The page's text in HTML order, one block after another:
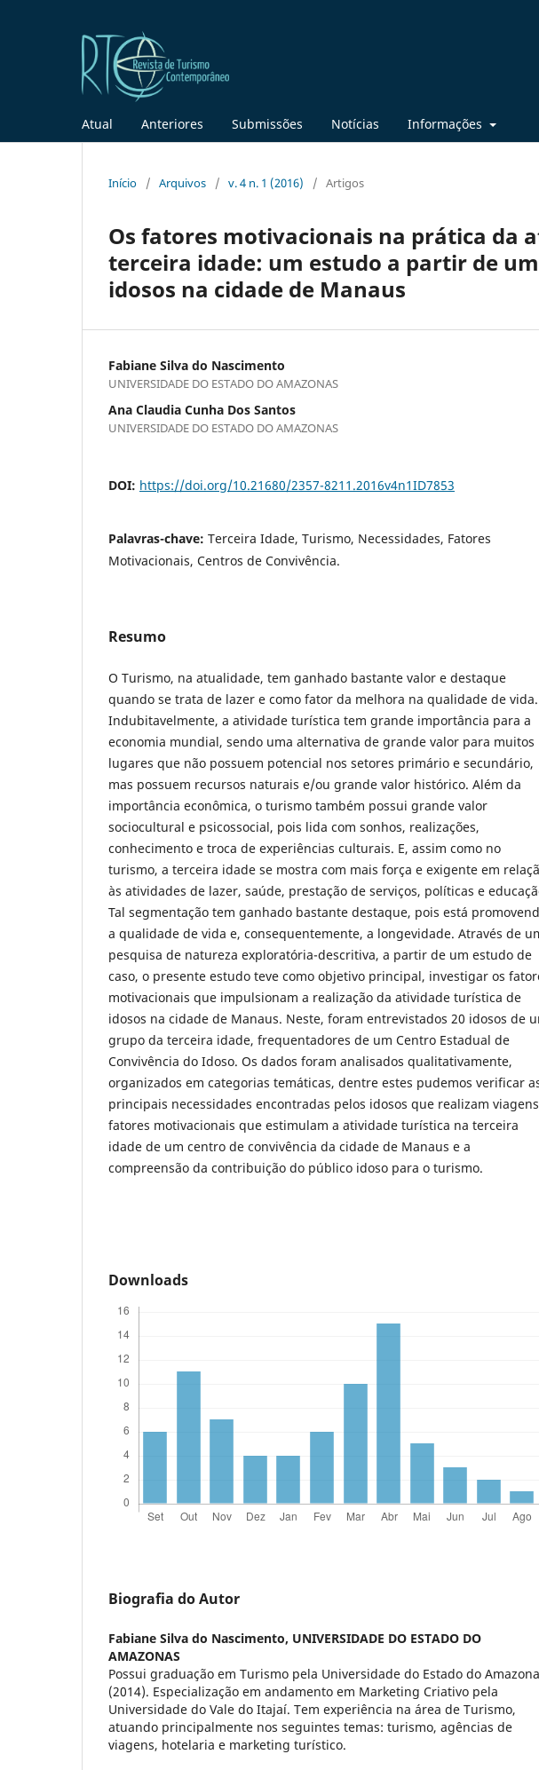
Atual Anteriores Submissões Notícias Informações
Início / Arquivos / v. 4 n. 1 (2016) / Artigos
Os fatores motivacionais na prática da
terceira idade: um estudo a partir de
idosos na cidade de Manaus
Fabiane Silva do Nascimento
UNIVERSIDADE DO ESTADO DO AMAZONAS
Ana Claudia Cunha Dos Santos
UNIVERSIDADE DO ESTADO DO AMAZONAS
DOI: https://doi.org/10.21680/2357-8211.2016v4n1ID7853
Palavras-chave: Terceira Idade, Turismo, Necessidades, Fatores
Motivacionais, Centros de Convivência.
Resumo
O Turismo, na atualidade, tem ganhado bastante valor e destaque
quando se trata de lazer e como fator da melhora na qualidade de vida.
Indubitavelmente, a atividade turística tem grande importância para a
economia mundial, sendo uma alternativa de grande valor para muitos
lugares que não possuem potencial nos setores primário e secundário,
mas possuem recursos naturais e/ou grande valor histórico. Além da
importância econômica, o turismo também possui grande valor
sociocultural e psicossocial, pois lida com sonhos, realizações,
conhecimento e troca de experiências culturais. E, assim como no
turismo, a terceira idade se mostra com mais força e exigente em
às atividades de lazer, saúde, prestação de serviços, políticas e
Tal segmentação tem ganhado bastante destaque, pois está
a qualidade de vida e, consequentemente, a longevidade. Através de
pesquisa de natureza exploratória-descritiva, a partir de um estudo de
caso, o presente estudo teve como objetivo principal, investigar os
motivacionais que impulsionam a realização da atividade turística de
idosos na cidade de Manaus. Neste, foram entrevistados 20 idosos de
grupo da terceira idade, frequentadores de um Centro Estadual de
Convivência do Idoso. Os dados foram analisados qualitativamente,
organizados em categorias temáticas, dentre estes pudemos verificar
principais necessidades encontradas pelos idosos que realizam
fatores motivacionais que estimulam a atividade turística na terceira
idade de um centro de convivência da cidade de Manaus e a
compreensão da contribuição do público idoso para o turismo.
Downloads
Biografia do Autor
Fabiane Silva do Nascimento, UNIVERSIDADE DO ESTADO DO
AMAZONAS
Possui graduação em Turismo pela Universidade do Estado do
(2014). Especialização em andamento em Marketing Criativo pela
Universidade do Vale do Itajaí. Tem experiência na área de Turismo,
atuando principalmente nos seguintes temas: turismo, agências de
viagens, hotelaria e marketing turístico.